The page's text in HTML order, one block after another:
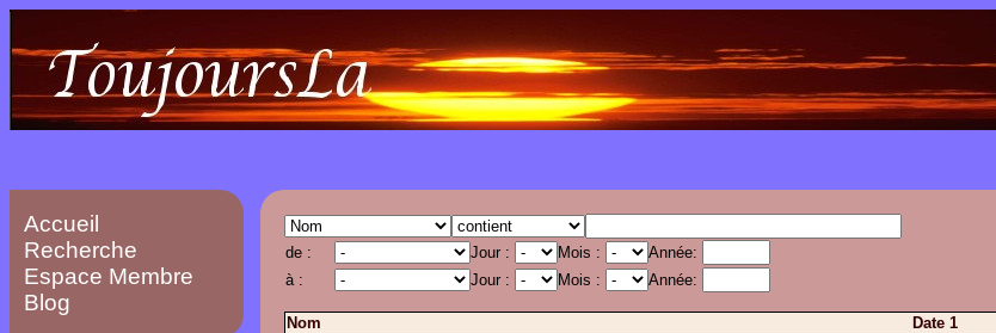
Accueil
Recherche
Espace Membre
Blog
de : Jour : Mois :
Année:
à :
Jour : Mois : Année:
Nom Date 1